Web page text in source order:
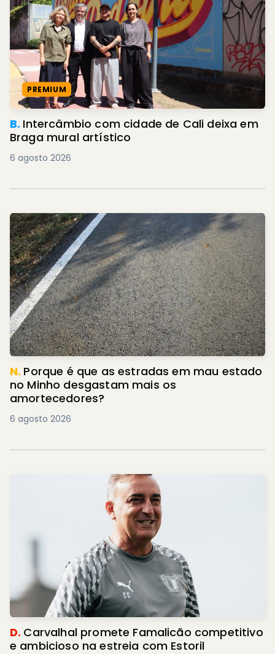
PREMIUM
B. Intercâmbio com cidade de Cali deixa em
Braga mural artístico
6 agosto 2026
N. Porque é que as estradas em mau estado
no Minho desgastam mais os
amortecedores?
6 agosto 2026
D. Carvalhal promete Famalicão competitivo
e ambicioso na estreia com Estoril